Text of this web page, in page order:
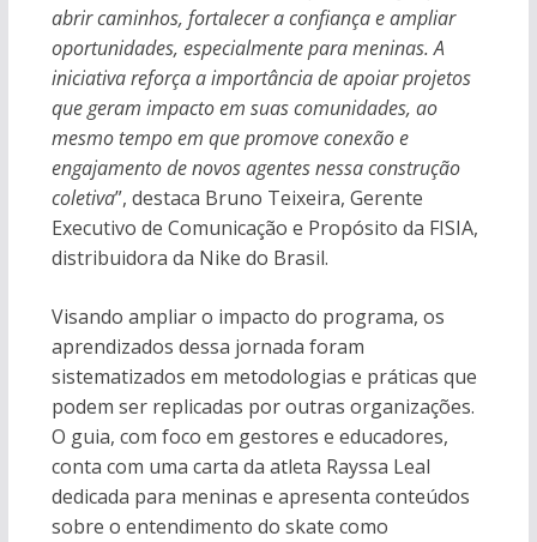
abrir caminhos, fortalecer a confiança e ampliar
oportunidades, especialmente para meninas. A
iniciativa reforça a importância de apoiar projetos
que geram impacto em suas comunidades, ao
mesmo tempo em que promove conexão e
engajamento de novos agentes nessa construção
coletiva”, destaca Bruno Teixeira, Gerente
Executivo de Comunicação e Propósito da FISIA,
distribuidora da Nike do Brasil.
Visando ampliar o impacto do programa, os
aprendizados dessa jornada foram
sistematizados em metodologias e práticas que
podem ser replicadas por outras organizações.
O guia, com foco em gestores e educadores,
conta com uma carta da atleta Rayssa Leal
dedicada para meninas e apresenta conteúdos
sobre o entendimento do skate como